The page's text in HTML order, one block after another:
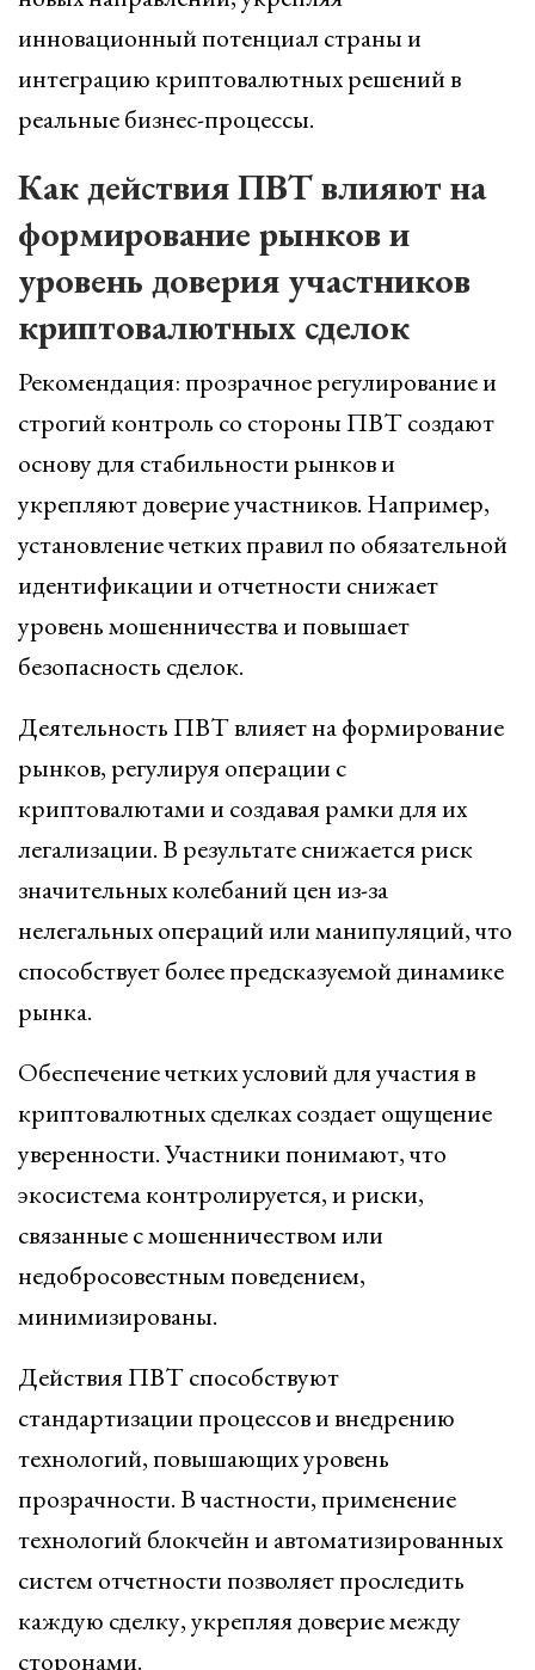
инновационный потенциал страны и
интеграцию криптовалютных решений в
реальные бизнес-процессы.
Как действия ПВТ влияют на
формирование рынков и
уровень доверия участников
криптовалютных сделок
Рекомендация: прозрачное регулирование и
строгий контроль со стороны ПВТ создают
основу для стабильности рынков и
укрепляют доверие участников. Например,
установление четких правил по обязательной
идентификации и отчетности снижает
уровень мошенничества и повышает
безопасность сделок.
Деятельность ПВТ влияет на формирование
рынков, регулируя операции с
криптовалютами и создавая рамки для их
легализации. В результате снижается риск
значительных колебаний цен из-за
нелегальных операций или манипуляций, что
способствует более предсказуемой динамике
рынка.
Обеспечение четких условий для участия в
криптовалютных сделках создает ощущение
уверенности. Участники понимают, что
экосистема контролируется, и риски,
связанные с мошенничеством или
недобросовестным поведением,
минимизированы.
Действия ПВТ способствуют
стандартизации процессов и внедрению
технологий, повышающих уровень
прозрачности. В частности, применение
технологий блокчейн и автоматизированных
систем отчетности позволяет проследить
каждую сделку, укрепляя доверие между
сторонами.